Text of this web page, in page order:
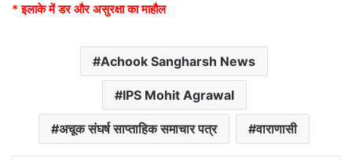
* इलाके में डर और असुरक्षा का माहौल
Achook Sangharsh News
IPS Mohit Agrawal
अचूक संघर्ष साप्ताहिक समाचार पत्र वाराणासी